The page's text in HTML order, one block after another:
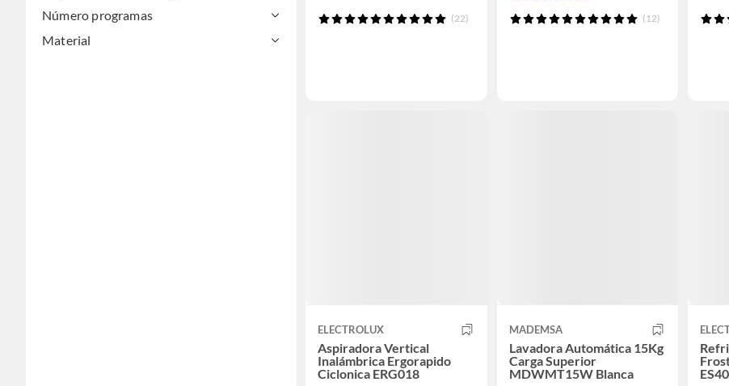
Número programas
Material
(22) (12)
ELECTROLUX
Aspiradora Vertical
Inalámbrica Ergorapido
Ciclonica ERG018
MADEMSA
Lavadora Automática 15Kg
Carga Superior
MDWMT15W Blanca